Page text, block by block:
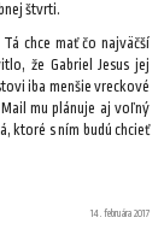
štvrti.
chce mať čo najväčší
že Gabriel Jesus jej
iba menšie vreckové
mu plánuje aj voľný
ktoré s ním budú chcieť
14. februára 2017